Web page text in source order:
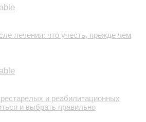
лечения: что учесть, прежде чем
и реабилитационных
и выбрать правильно